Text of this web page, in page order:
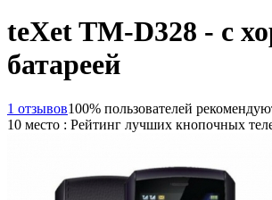
teXet TM-D328 - с
батареей
1 отзывов100% пользователей
10 место : Рейтинг лучших кнопочных